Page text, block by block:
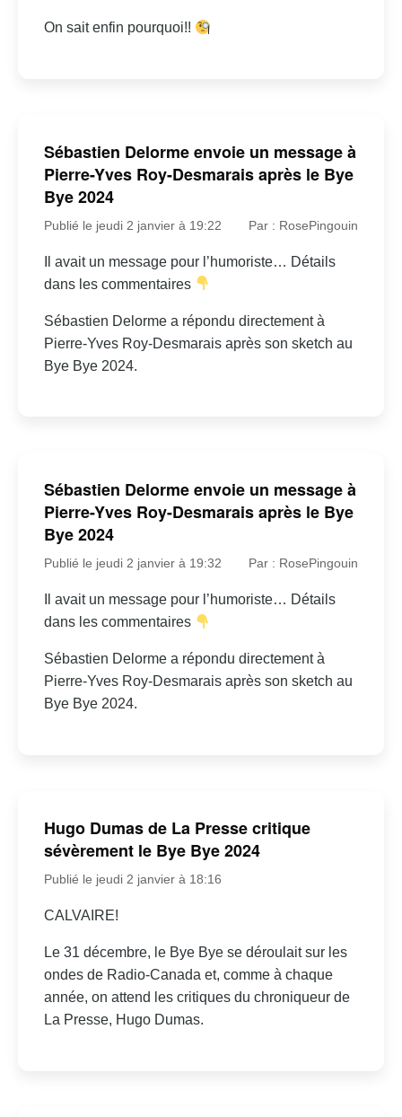
On sait enfin pourquoi!!
Sébastien Delorme envoie un message à
Pierre-Yves Roy-Desmarais après le Bye
Bye 2024
Publié le jeudi 2 janvier à 19:22 Par : RosePingouin
Il avait un message pour l’humoriste… Détails
dans les commentaires
Sébastien Delorme a répondu directement à
Pierre-Yves Roy-Desmarais après son sketch au
Bye Bye 2024.
Sébastien Delorme envoie un message à
Pierre-Yves Roy-Desmarais après le Bye
Bye 2024
Publié le jeudi 2 janvier à 19:32 Par : RosePingouin
Il avait un message pour l’humoriste… Détails
dans les commentaires
Sébastien Delorme a répondu directement à
Pierre-Yves Roy-Desmarais après son sketch au
Bye Bye 2024.
Hugo Dumas de La Presse critique
sévèrement le Bye Bye 2024
Publié le jeudi 2 janvier à 18:16
CALVAIRE!
Le 31 décembre, le Bye Bye se déroulait sur les
ondes de Radio-Canada et, comme à chaque
année, on attend les critiques du chroniqueur de
La Presse, Hugo Dumas.